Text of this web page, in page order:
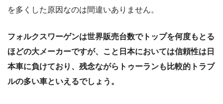
を多くした原因なのは間違いありません。
フォルクスワーゲンは世界販売台数でトップを何度もとる
ほどの大メーカーですが、こと日本においては信頼性は日
本車に負けており、残念ながらトゥーランも比較的トラブ
ルの多い車といえるでしょう。